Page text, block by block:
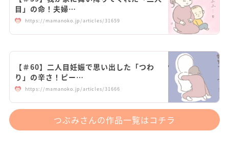
目」の命！夫婦…
https://mamanoko.jp/articles/31659
【＃60】二人目妊娠で思い出した「つわ
り」の辛さ！ピー…
https://mamanoko.jp/articles/31666
つぶみさんの作品一覧はコチラ